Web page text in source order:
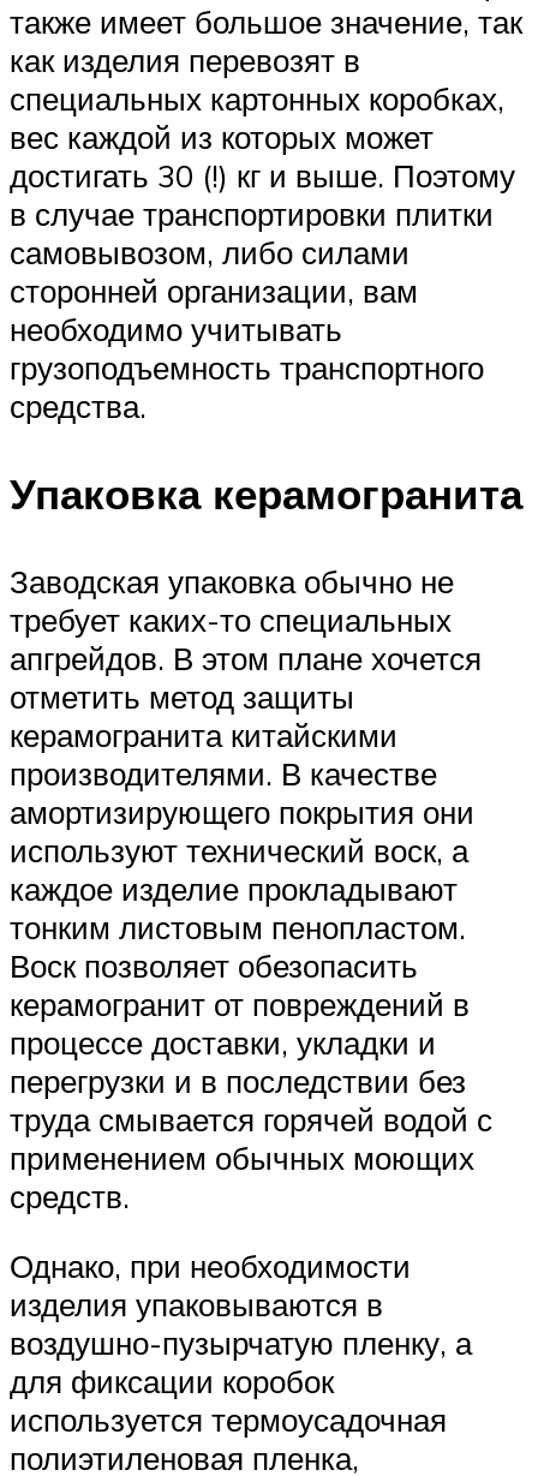
также имеет большое значение, так
как изделия перевозят в
специальных картонных коробках,
вес каждой из которых может
достигать 30 (!) кг и выше. Поэтому
в случае транспортировки плитки
самовывозом, либо силами
сторонней организации, вам
необходимо учитывать
грузоподъемность транспортного
средства.
Упаковка керамогранита
Заводская упаковка обычно не
требует каких-то специальных
апгрейдов. В этом плане хочется
отметить метод защиты
керамогранита китайскими
производителями. В качестве
амортизирующего покрытия они
используют технический воск, а
каждое изделие прокладывают
тонким листовым пенопластом.
Воск позволяет обезопасить
керамогранит от повреждений в
процессе доставки, укладки и
перегрузки и в последствии без
труда смывается горячей водой с
применением обычных моющих
средств.
Однако, при необходимости
изделия упаковываются в
воздушно-пузырчатую пленку, а
для фиксации коробок
используется термоусадочная
полиэтиленовая пленка,